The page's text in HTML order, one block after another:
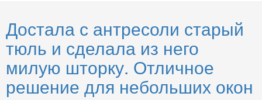
Достала с антресоли старый
тюль и сделала из него
милую шторку. Отличное
решение для небольших окон